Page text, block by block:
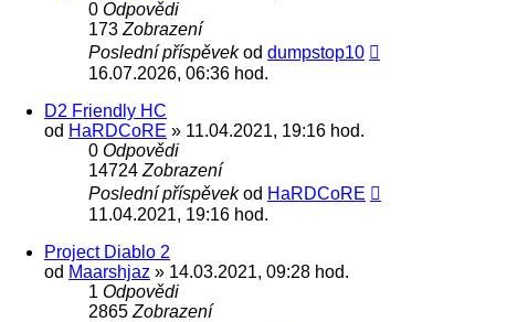
0 Odpovědi
173 Zobrazení
Poslední příspěvekod dumpstop10
16.07.2026, 06:36 hod.
D2 Friendly HC
od HaRDCoRE » 11.04.2021, 19:16 hod.
0 Odpovědi
14724 Zobrazení
Poslední příspěvekod HaRDCoRE
11.04.2021, 19:16 hod.
Project Diablo 2
od Maarshjaz » 14.03.2021, 09:28 hod.
1 Odpovědi
2865 Zobrazení